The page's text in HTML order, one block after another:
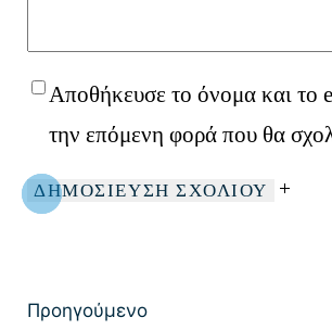
2107000917
Αποθήκευσε το όνομα και το
την επόμενη φορά που θα
Προηγούμενο